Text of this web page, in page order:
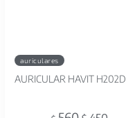
auriculares
AURICULAR HAVIT H202D